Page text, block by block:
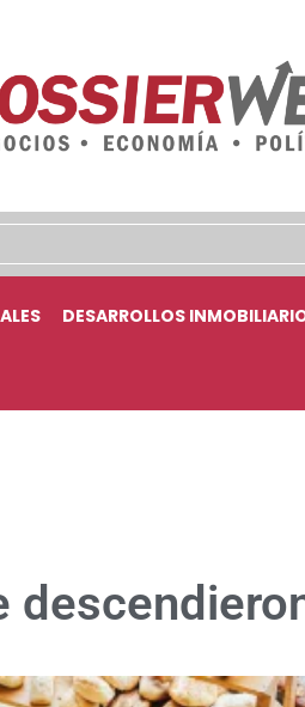
DESARROLLOS